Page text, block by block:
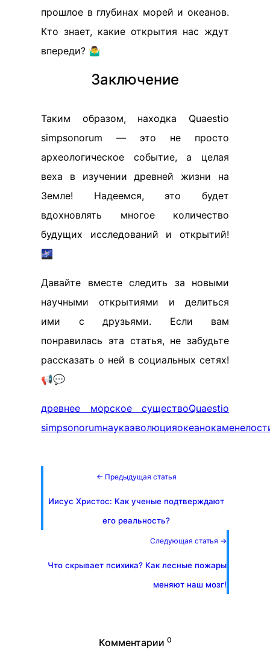
прошлое в глубинах морей и океанов.
Кто знает, какие открытия нас ждут
впереди? 🤷‍♂️
Заключение
Таким образом, находка Quaestio
simpsonorum — это не просто
археологическое событие, а целая
веха в изучении древней жизни на
Земле! Надеемся, это будет
вдохновлять многое количество
будущих исследований и открытий!
🌌
Давайте вместе следить за новыми
научными открытиями и делиться
ими с друзьями. Если вам
понравилась эта статья, не забудьте
рассказать о ней в социальных сетях!
📢💬
древнее морское существоQuaestio
simpsonorumнаукаэволюцияокеан
← Предыдущая статья
Иисус Христос: Как ученые подтверждают
его реальность?
Следующая статья →
Что скрывает психика? Как лесные пожары
меняют наш мозг!
Комментарии 0